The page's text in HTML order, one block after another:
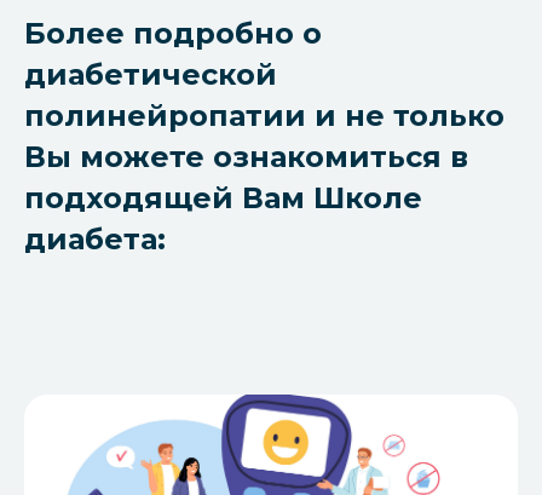
Более подробно о
диабетической
полинейропатии и не только
Вы можете ознакомиться в
подходящей Вам Школе
диабета: